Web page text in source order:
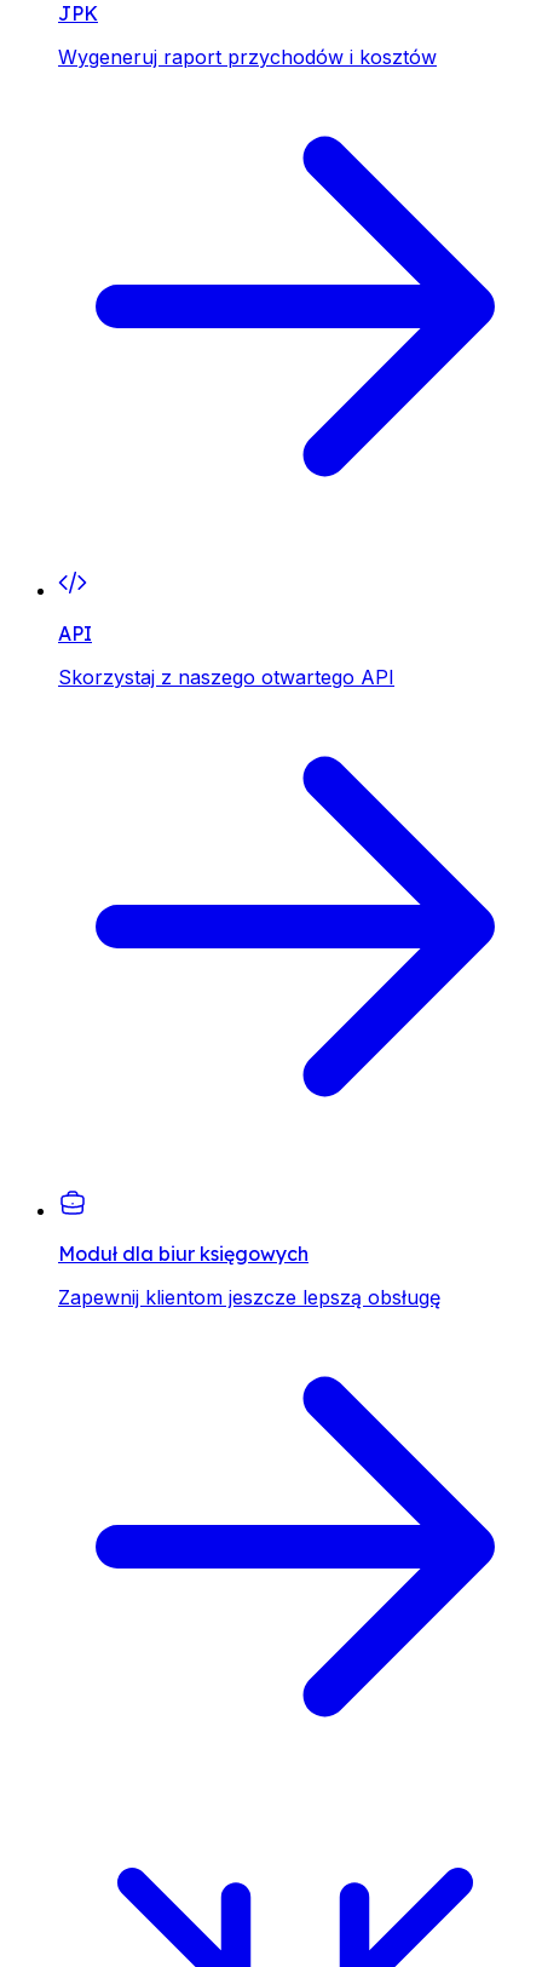
JPK
Wygeneruj raport przychodów i kosztów
API
Skorzystaj z naszego otwartego API
Moduł dla biur księgowych
Zapewnij klientom jeszcze lepszą obsługę